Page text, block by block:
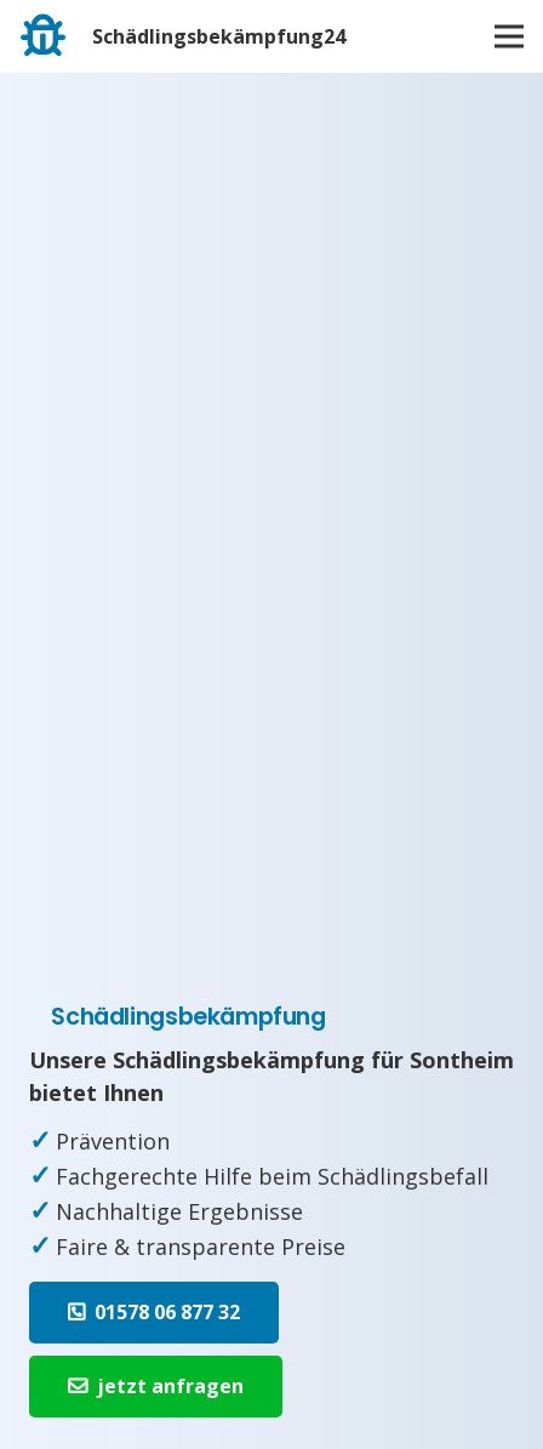
Schädlingsbekämpfung24
Schädlingsbekämpfung
Unsere Schädlingsbekämpfung für Sontheim
bietet Ihnen
✓ Prävention
✓ Fachgerechte Hilfe beim Schädlingsbefall
✓ Nachhaltige Ergebnisse
✓ Faire & transparente Preise
01578 06 877 32
jetzt anfragen